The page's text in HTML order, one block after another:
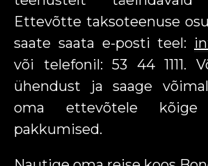
Ettevõtte taksoteenuse
saate saata e-posti teel:
või telefonil: 53 44 1111.
ühendust ja saage
oma ettevõtele kõige
pakkumised.